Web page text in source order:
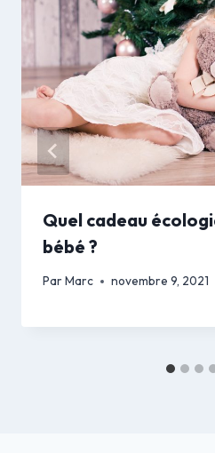
Quel cadeau
bébé ?
ParMarc novembre 9, 2021